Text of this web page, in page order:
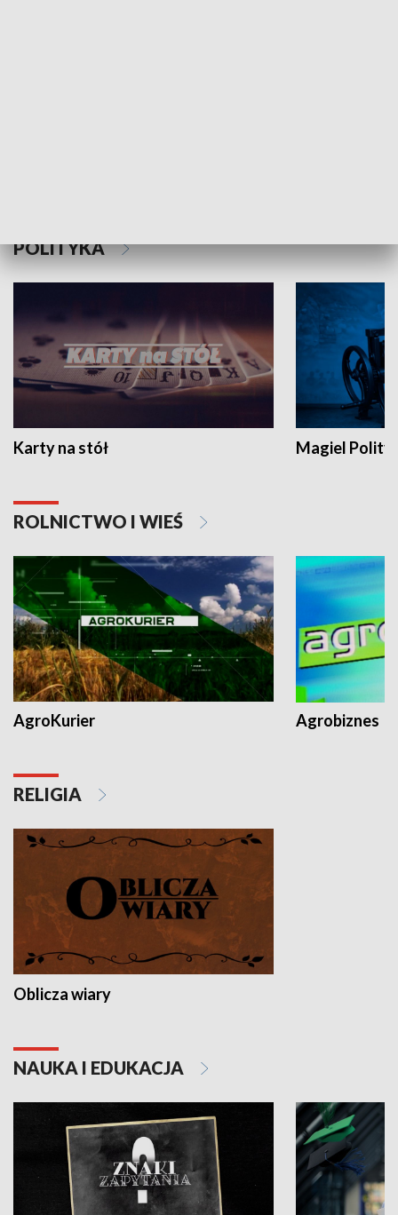
POLITYKA
Karty na stół Magiel
ROLNICTWO I WIEŚ
AgroKurier Agrobiznes
RELIGIA
Oblicza wiary
NAUKA I EDUKACJA